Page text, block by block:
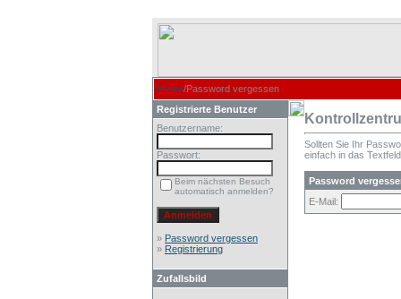
Home/Password vergessen
Registrierte Benutzer
Benutzername:
Passwort:
Beim nächsten Besuch
automatisch anmelden?
» Password vergessen
» Registrierung
Zufallsbild
Sollten Sie Ihr
einfach in das
Password
E-Mail: